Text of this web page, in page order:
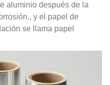
aluminio después de la
y el papel de
se llama papel